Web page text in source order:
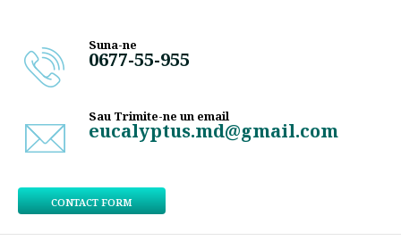
Suna-ne
0677-55-955
Sau Trimite-ne un email
eucalyptus.md@gmail.com
CONTACT FORM